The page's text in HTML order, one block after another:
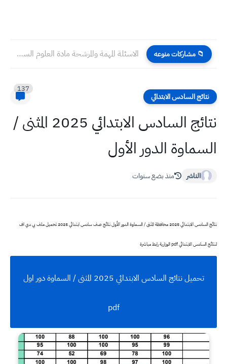
📁 مشاركات منوعه الاسئلة المهمة والمرشحة مادة العلوم السادس الابتدائي ٢٠٢٣ فقط ٤...
نتائج السادس الابتدائي
137
نتائج السادس الابتدائي 2025 المثنى /
السماوة الدور الأول
الناشر منذ بضع سنوات
نتائج السادس الابتدائي 2025 محافظة المثنى / السماوة الدور الأول نتائج صف سادس ابتدائي 2025 تحميل ملف بي دي اف
لنتائج السادس الابتدائي pdf الوزارية رابط مباشرة
تحميل نتائج السادس الابتدائي 2025 المثنى / السماوة دور اول
pdf